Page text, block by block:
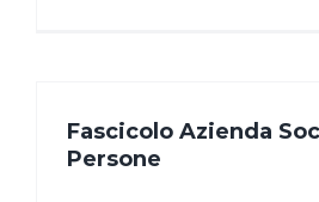
Fascicolo Azienda
Persone